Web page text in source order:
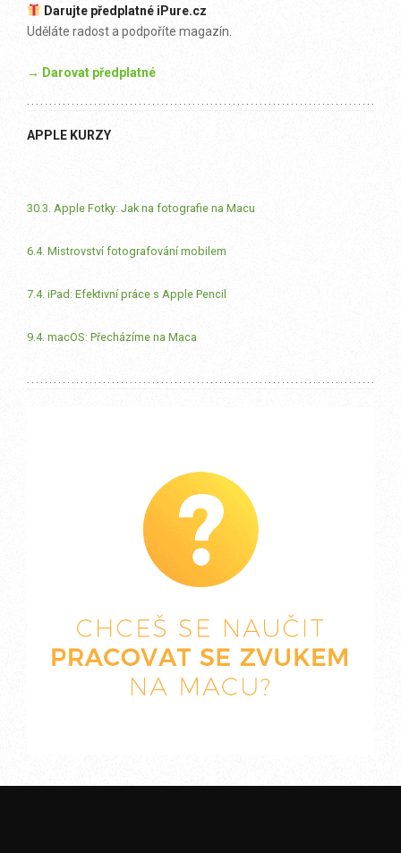
Darujte předplatné iPure.cz
Uděláte radost a podpoříte magazín.
→ Darovat předplatné
APPLE KURZY
30.3. Apple Fotky: Jak na fotografie na Macu
6.4. Mistrovství fotografování mobilem
7.4. iPad: Efektivní práce s Apple Pencil
9.4. macOS: Přecházíme na Maca